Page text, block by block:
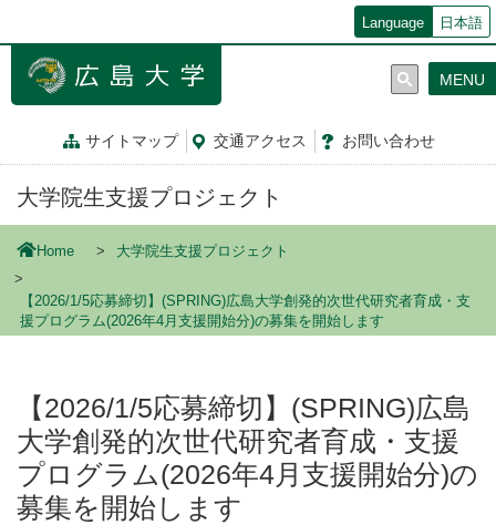
ン
Language 日本語
サイトマップ 交通アクセス お問い合わせ
MENU
大学院生支援プロジェクト
Home 大学院生支援プロジェクト
【2026/1/5応募締切】(SPRING)広島大学創発的次世代研究者育成・支
援プログラム(2026年4月支援開始分)の募集を開始します
【2026/1/5応募締切】(SPRING)広島
大学創発的次世代研究者育成・支援
プログラム(2026年4月支援開始分)の
募集を開始します